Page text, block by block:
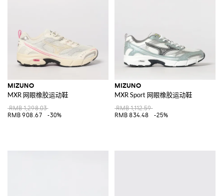
MIZUNO
MXR 网眼橡胶运动鞋
RMB 1,298.03
RMB 908.67
-30%
MIZUNO
MXR Sport 网眼橡胶运动鞋
RMB 1,112.59
RMB 834.48
-25%